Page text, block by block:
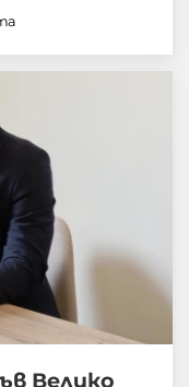
Велико